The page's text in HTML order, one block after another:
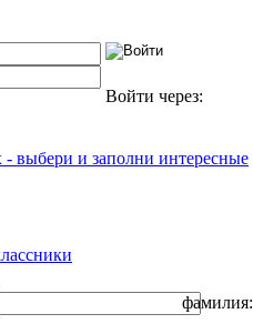
Войти через:
- выбери и заполни интересные
фамилия: